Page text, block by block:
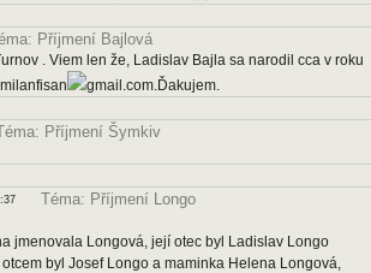
Příjmení Bajlová
. Viem len že, Ladislav Bajla sa narodil cca v roku
gmail.com.Ďakujem.
Příjmení Šymkiv
Téma: Příjmení Longo
jmenovala Longová, její otec byl Ladislav Longo
byl Josef Longo a maminka Helena Longová,